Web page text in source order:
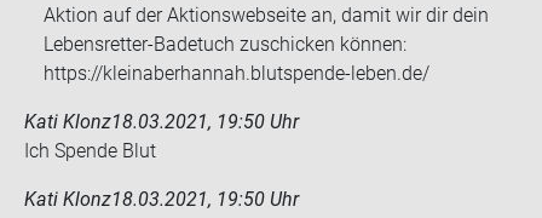
Aktion auf der Aktionswebseite an, damit wir dir dein
Lebensretter-Badetuch zuschicken können:
https://kleinaberhannah.blutspende-leben.de/
Kati Klonz18.03.2021, 19:50 Uhr
Ich Spen­de Blut
Kati Klonz18.03.2021, 19:50 Uhr